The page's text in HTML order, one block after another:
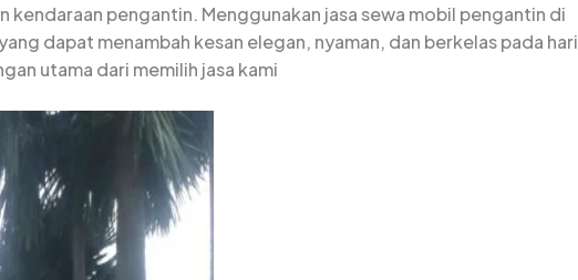
pengantin. Menggunakan jasa sewa mobil pengantin di
dapat menambah kesan elegan, nyaman, dan berkelas pada hari
utama dari memilih jasa kami